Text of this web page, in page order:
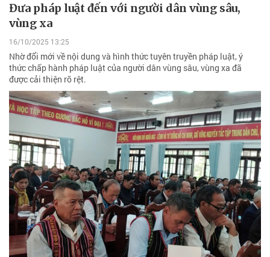
Đưa pháp luật đến với người dân vùng sâu,
vùng xa
16/10/2025 13:25
Nhờ đổi mới về nội dung và hình thức tuyên truyền pháp luật, ý
thức chấp hành pháp luật của người dân vùng sâu, vùng xa đã
được cải thiện rõ rệt.